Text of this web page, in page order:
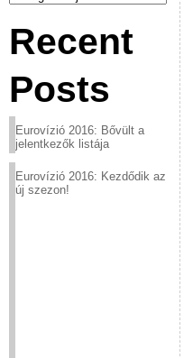
Recent
Posts
Eurovízió 2016: Bővült a
jelentkezők listája
Eurovízió 2016: Kezdődik az
új szezon!